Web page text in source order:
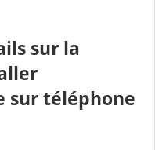
sur la
sur téléphone